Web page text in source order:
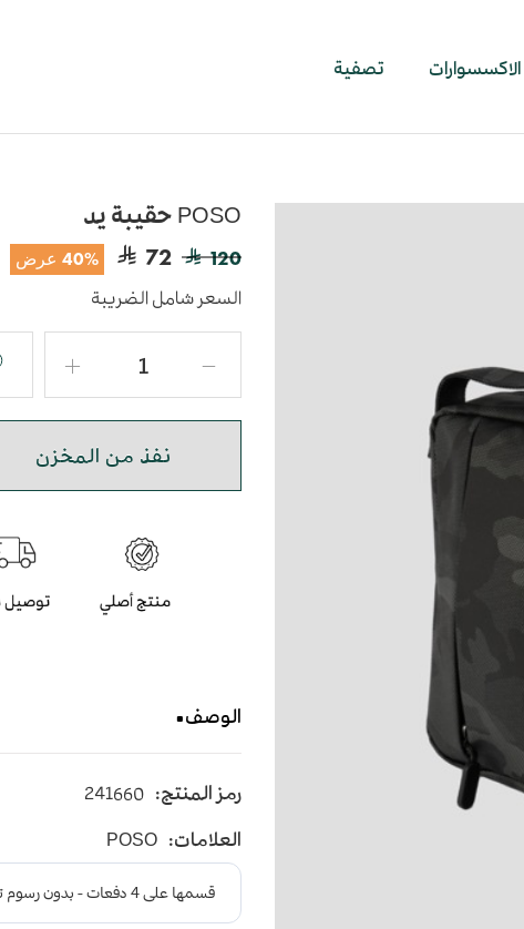
الاكسسوارات تصفية
POSO حقيبة يد
120
72 40% عرض
السعر شامل الضريبة
نفذ من المخزن
الوصف
USB مقاومة للماء باللون الاسود الجيشي مزودة بمنفذ شحن
بسحاب بفتحة كاملة و
PS-822
رمز المنتج: 241660
العلامات: POSO